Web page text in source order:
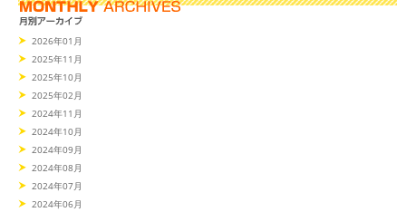
2026年01月
2025年11月
2025年10月
2025年02月
2024年11月
2024年10月
2024年09月
2024年08月
2024年07月
2024年06月